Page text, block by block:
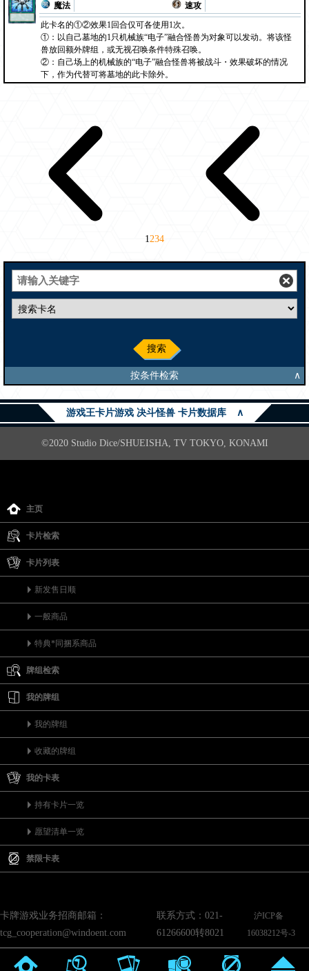
魔法
速攻
此卡名的①②效果1回合仅可各使用1次。
①：以自己墓地的1只机械族“电子”融合怪兽为对象可以发动。将该怪
兽放回额外牌组，或无视召唤条件特殊召唤。
②：自己场上的机械族的“电子”融合怪兽将被战斗・效果破坏的情况
下，作为代替可将墓地的此卡除外。
1234
搜索
按条件检索 ∧
游戏王卡片游戏 决斗怪兽 卡片数据库 ∧
©2020 Studio Dice/SHUEISHA, TV TOKYO, KONAMI
主页
卡片检索
卡片列表
新发售日顺
一般商品
特典*同捆系商品
牌组检索
我的牌组
我的牌组
收藏的牌组
我的卡表
持有卡片一览
愿望清单一览
禁限卡表
卡牌游戏业务招商邮箱：
tcg_cooperation@windoent.com
联系方式：021-
61266600转8021
沪ICP备
16038212号-3